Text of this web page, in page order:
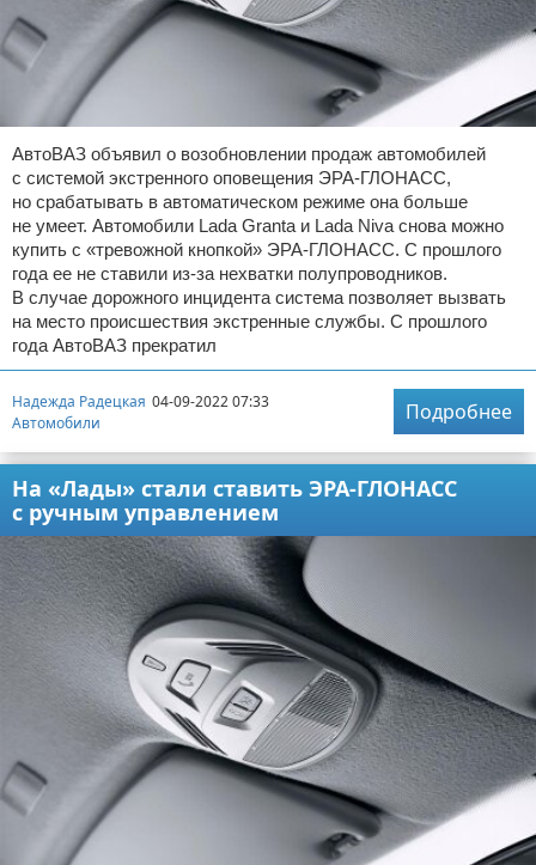
АвтоВАЗ объявил о возобновлении продаж автомобилей
с системой экстренного оповещения ЭРА-ГЛОНАСС,
но срабатывать в автоматическом режиме она больше
не умеет. Автомобили Lada Granta и Lada Niva снова можно
купить с «тревожной кнопкой» ЭРА-ГЛОНАСС. С прошлого
года ее не ставили из-за нехватки полупроводников.
В случае дорожного инцидента система позволяет вызвать
на место происшествия экстренные службы. С прошлого
года АвтоВАЗ прекратил
Надежда Радецкая 04-09-2022 07:33
Автомобили
Подробнее
На «Лады» стали ставить ЭРА-ГЛОНАСС
с ручным управлением